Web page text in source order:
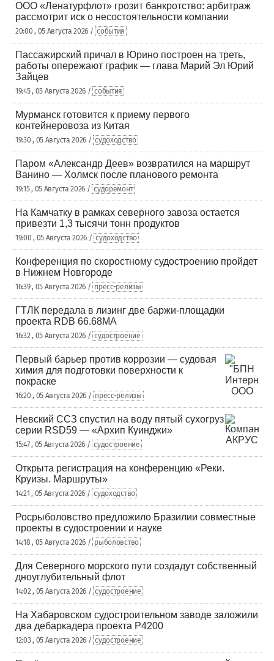
ООО «Ленатурфлот» грозит банкротство: арбитраж
рассмотрит иск о несостоятельности компании
20:00 , 05 Августа 2026 / события
Пассажирский причал в Юрино построен на треть,
работы опережают график — глава Марий Эл Юрий
Зайцев
19:45 , 05 Августа 2026 / события
Мурманск готовится к приему первого
контейнеровоза из Китая
19:30 , 05 Августа 2026 / судоходство
Паром «Александр Деев» возвратился на маршрут
Ванино — Холмск после планового ремонта
19:15 , 05 Августа 2026 / судоремонт
На Камчатку в рамках северного завоза остается
привезти 1,3 тысячи тонн продуктов
19:00 , 05 Августа 2026 / судоходство
Конференция по скоростному судостроению пройдет
в Нижнем Новгороде
16:39 , 05 Августа 2026 / пресс-релизы
ГТЛК передала в лизинг две баржи-площадки
проекта RDB 66.68МА
16:32 , 05 Августа 2026 / судостроение
Первый барьер против коррозии — судовая
химия для подготовки поверхности к
покраске
16:20 , 05 Августа 2026 / пресс-релизы
Невский ССЗ спустил на воду пятый сухогруз
серии RSD59 — «Архип Куинджи»
15:47 , 05 Августа 2026 / судостроение
Открыта регистрация на конференцию «Реки.
Круизы. Маршруты»
14:21 , 05 Августа 2026 / судоходство
Росрыболовство предложило Бразилии совместные
проекты в судостроении и науке
14:18 , 05 Августа 2026 / рыболовство
Для Северного морского пути создадут собственный
дноуглубительный флот
14:02 , 05 Августа 2026 / судостроение
На Хабаровском судостроительном заводе заложили
два дебаркадера проекта Р4200
12:03 , 05 Августа 2026 / судостроение